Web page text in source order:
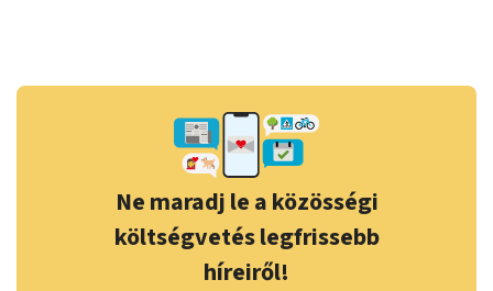
Ne maradj le a közösségi
költségvetés legfrissebb
híreiről!